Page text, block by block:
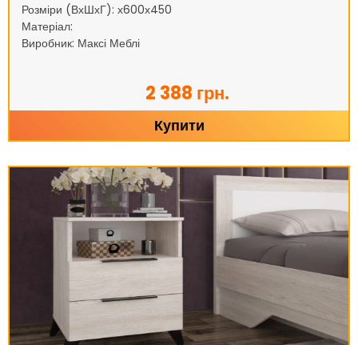
Розміри (ВхШхГ): х600х450
Матеріал:
Виробник: Максі Меблі
2 388 грн.
Купити